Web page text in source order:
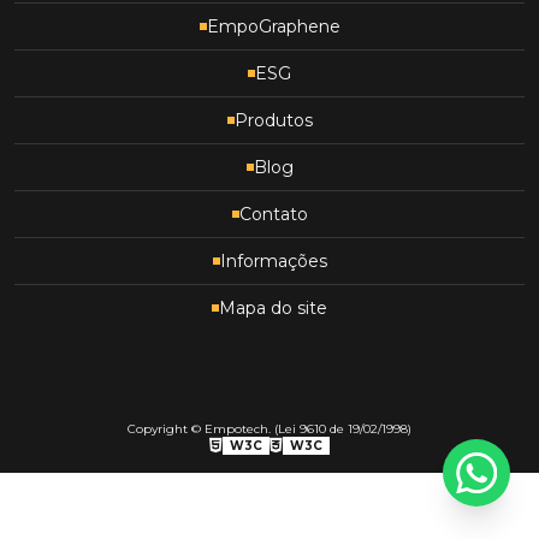
Como Obter Segurança Na Movimentação De
Como Reduzir Custos De Compras Sem Perder A
Qualidade Dos Produtos?
Comparativo De Manutenção Preventiva – Tbm
(Tempo) E Ubm (Uso)
Conheça Os Tipos De Pneus De Uma Empilhadeira
Corredor Operacional: O Que É, Cálculo E Normas
Descubra Como A Previsão De Demanda Pode
Contribuir Para Negociações Mais Estratégicas!
EmpoGraphene
ESG
Produtos
Blog
Contato
Informações
Mapa do site
Copyright © Empotech. (Lei 9610 de 19/02/1998)
W3C
W3C